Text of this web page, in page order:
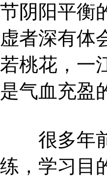
节阴阳平衡
虚者深有体
若桃花，一
是气血充盈
很多年前
练，学习目